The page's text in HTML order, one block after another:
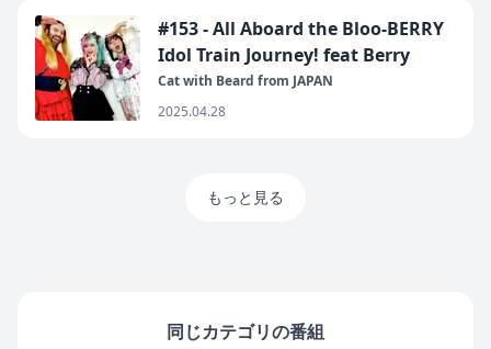
#153 - All Aboard the Bloo-BERRY
Idol Train Journey! feat Berry
Cat with Beard from JAPAN
2025.04.28
もっと見る
同じカテゴリの番組